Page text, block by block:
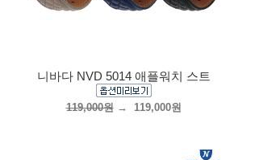
니바다 NVD 5014 애플워치 스트
119,000원→ 119,000원